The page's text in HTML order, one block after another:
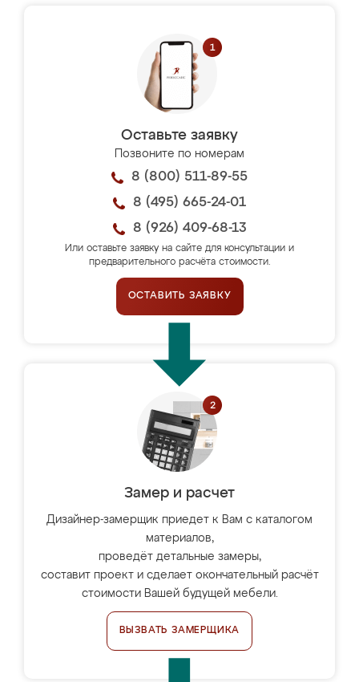
Оставьте заявку
Позвоните по номерам
8 (800) 511-89-55
8 (495) 665-24-01
8 (926) 409-68-13
Или оставьте заявку на сайте для консультации и
предварительного расчёта стоимости.
ОСТАВИТЬ ЗАЯВКУ
Замер и расчет
Дизайнер-замерщик приедет к Вам с каталогом
материалов,
проведёт детальные замеры,
составит проект и сделает окончательный расчёт
стоимости Вашей будущей мебели.
ВЫЗВАТЬ ЗАМЕРЩИКА